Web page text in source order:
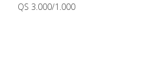
QS 3.000/1.000